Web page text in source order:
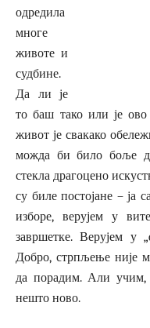
одредила
многе
животе и
судбине.
Да ли је
то баш тако или је
живот је свакако
можда би било боље
стекла драгоцено
су биле постојане – ја
изборе, верујем у
завршетке. Верујем у
Добро, стрпљење није
да порадим. Али учим,
нешто ново.